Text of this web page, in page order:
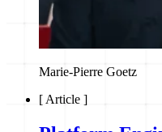
Marie-Pierre Goetz
[ Article ]